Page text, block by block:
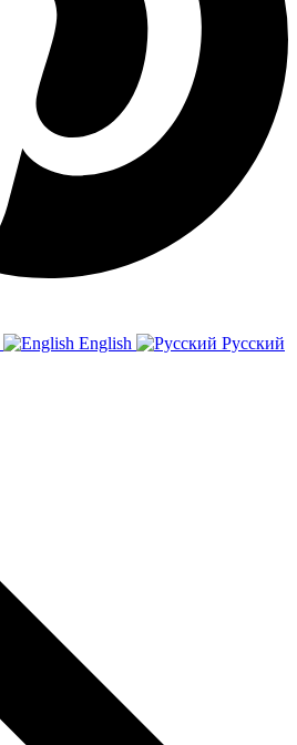
English Русский